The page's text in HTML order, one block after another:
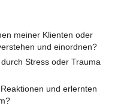
meiner Klienten oder
und einordnen?
Stress oder Trauma
und erlernten